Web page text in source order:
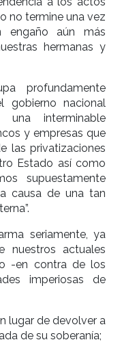
no termine una vez
aún más
hermanas y
profundamente
nacional
interminable
y empresas que
las privatizaciones
Estado así como
supuestamente
causa de una tan
seriamente, ya
nuestros actuales
-en contra de los
imperiosas de
lugar de devolver a
de su soberanía;